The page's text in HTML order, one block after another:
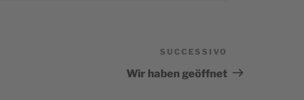
successivo
SUCCESSIVO
Wir haben geöffnet